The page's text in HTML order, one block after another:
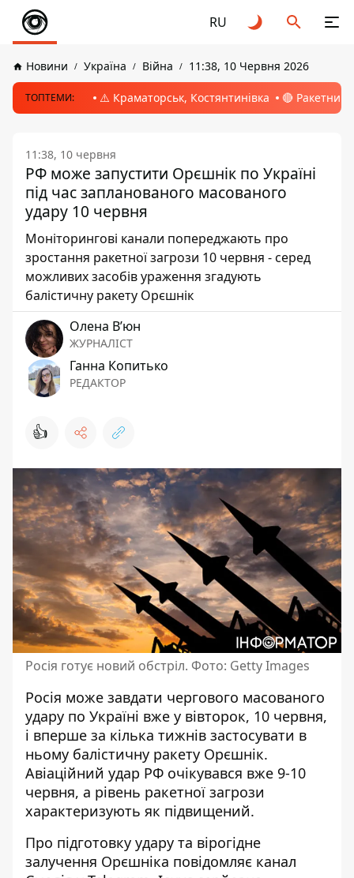
RU
Новини Україна Війна 11:38, 10 Червня 2026
ТОПТЕМИ: ⚠️ Краматорськ, Костянтинівка 🔴 Ракетний
11:38, 10 червня
РФ може запустити Орєшнік по Україні
під час запланованого масованого
удару 10 червня
Моніторингові канали попереджають про
зростання ракетної загрози 10 червня - серед
можливих засобів ураження згадують
балістичну ракету Орєшнік
Олена Вʼюн
ЖУРНАЛІСТ
Ганна Копитько
РЕДАКТОР
👍
Росія готує новий обстріл. Фото: Getty Images
Росія може завдати чергового масованого
удару по Україні вже у вівторок, 10 червня,
і вперше за кілька тижнів застосувати в
ньому балістичну ракету Орєшнік.
Авіаційний удар РФ очікувався вже 9-10
червня, а рівень ракетної загрози
характеризують як підвищений.
Про підготовку удару та вірогідне
залучення Орєшніка повідомляє канал